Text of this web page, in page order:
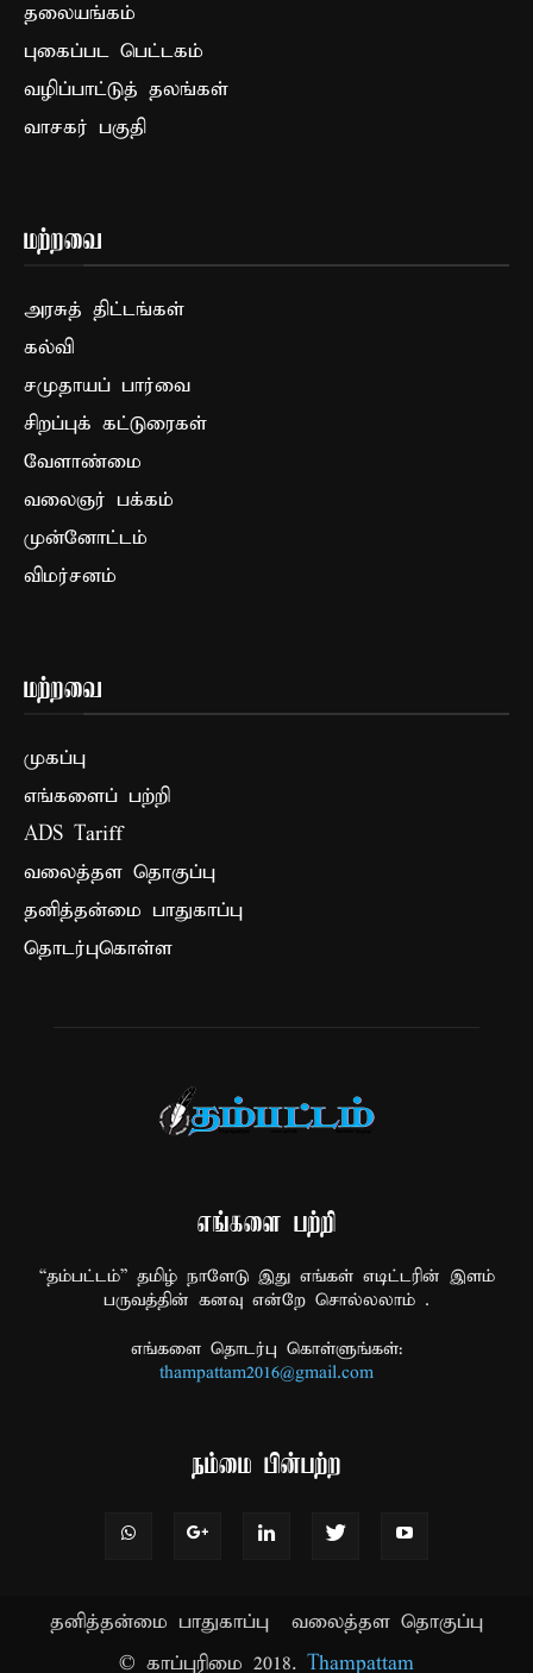
தலையங்கம்
புகைப்பட பெட்டகம்
வழிப்பாட்டுத் தலங்கள்
வாசகர் பகுதி
மற்றவை
அரசுத் திட்டங்கள்
கல்வி
சமுதாயப் பார்வை
சிறப்புக் கட்டுரைகள்
வேளாண்மை
வலைஞர் பக்கம்
முன்னோட்டம்
விமர்சனம்
மற்றவை
முகப்பு
எங்களைப் பற்றி
ADS Tariff
வலைத்தள தொகுப்பு
தனித்தன்மை பாதுகாப்பு
தொடர்புகொள்ள
எங்களை பற்றி
“தம்பட்டம்” தமிழ் நாளேடு இது எங்கள் எடிட்டரின் இளம்
பருவத்தின் கனவு என்றே சொல்லலாம் .
எங்களை தொடர்பு கொள்ளுங்கள்:
thampattam2016@gmail.com
நம்மை பின்பற்ற
தனித்தன்மை பாதுகாப்பு
வலைத்தள தொகுப்பு
© காப்புரிமை 2018. Thampattam